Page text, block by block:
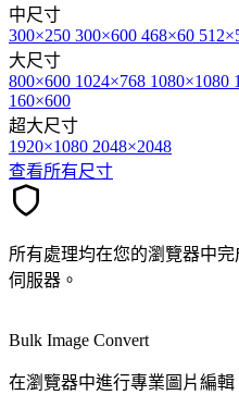
中尺寸
300×250 300×600 468×60
大尺寸
800×600 1024×768 1080×1080
160×600
超大尺寸
1920×1080 2048×2048
查看所有尺寸
所有處理均在您的瀏覽器中
伺服器。
Bulk Image Convert
在瀏覽器中進行專業圖片編輯